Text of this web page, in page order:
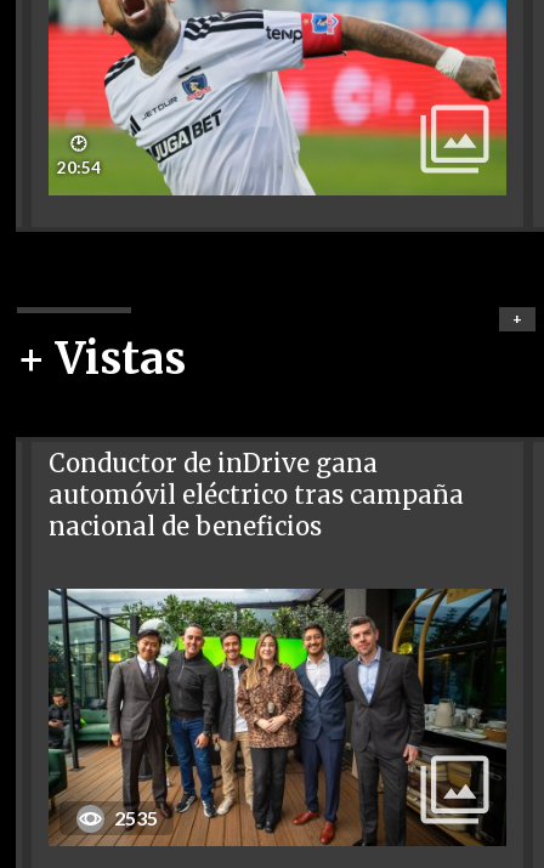
🕑
20:54
+ Vistas
+
Conductor de inDrive gana
automóvil eléctrico tras campaña
nacional de beneficios
2535